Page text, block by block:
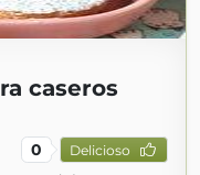
caseros
0 Delicioso